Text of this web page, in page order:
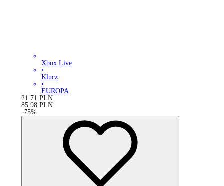
Xbox Live
•
Klucz
•
EUROPA
21.71 PLN
85.98 PLN
-75%